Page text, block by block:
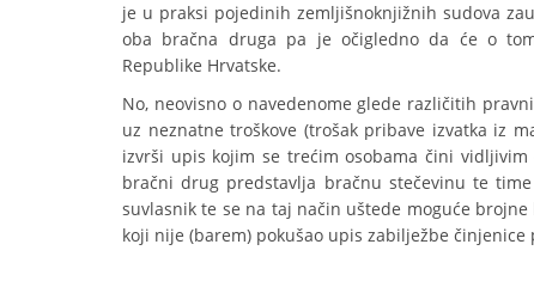
je u praksi pojedinih zemljišnoknjižnih sudova
oba bračna druga pa je očigledno da će o
Republike Hrvatske.
No, neovisno o navedenome glede različitih
uz neznatne troškove (trošak pribave izvatka iz
izvrši upis kojim se trećim osobama čini
bračni drug predstavlja bračnu stečevinu te
suvlasnik te se na taj način uštede moguće
koji nije (barem) pokušao upis zabilježbe